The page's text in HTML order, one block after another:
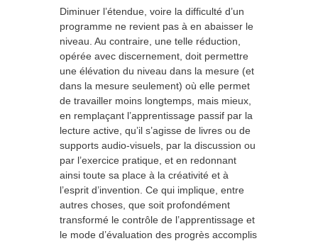
Diminuer l’étendue, voire la difficulté d’un
programme ne revient pas à en abaisser le
niveau. Au contraire, une telle réduction,
opérée avec discernement, doit permettre
une élévation du niveau dans la mesure (et
dans la mesure seulement) où elle permet
de travailler moins longtemps, mais mieux,
en remplaçant l’apprentissage passif par la
lecture active, qu’il s’agisse de livres ou de
supports audio-visuels, par la discussion ou
par l’exercice pratique, et en redonnant
ainsi toute sa place à la créativité et à
l’esprit d’invention. Ce qui implique, entre
autres choses, que soit profondément
transformé le contrôle de l’apprentissage et
le mode d’évaluation des progrès accomplis